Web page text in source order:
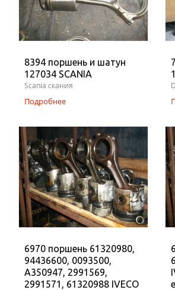
8394 поршень и шатун
127034 SCANIA
Scania скания
Подробнее
6970 поршень 61320980,
94436600, 0093500,
A350947, 2991569,
2991571, 61320988 IVECO